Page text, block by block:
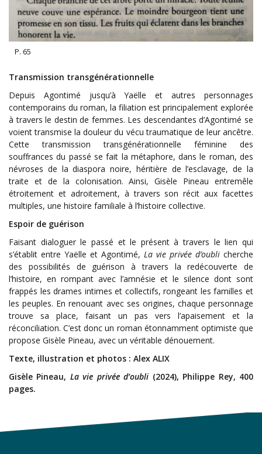
P. 65
Transmission transgénérationnelle
Depuis Agontimé jusqu’à Yaëlle et autres personnages
contemporains du roman, la filiation est principalement explorée
à travers le destin de femmes. Les descendantes d’Agontimé se
voient transmise la douleur du vécu traumatique de leur ancêtre.
Cette transmission transgénérationnelle féminine des
souffrances du passé se fait la métaphore, dans le roman, des
névroses de la diaspora noire, héritière de l’esclavage, de la
traite et de la colonisation. Ainsi, Gisèle Pineau entremêle
étroitement et adroitement, à travers son récit aux facettes
multiples, une histoire familiale à l’histoire collective.
Espoir de guérison
Faisant dialoguer le passé et le présent à travers le lien qui
s’établit entre Yaëlle et Agontimé, La vie privée d’oubli cherche
des possibilités de guérison à travers la redécouverte de
l’histoire, en rompant avec l’amnésie et le silence dont sont
frappés les drames intimes et collectifs, rongeant les familles et
les peuples. En renouant avec ses origines, chaque personnage
trouve sa place, faisant un pas vers l’apaisement et la
réconciliation. C’est donc un roman étonnamment optimiste que
propose Gisèle Pineau, avec un véritable dénouement.
Texte, illustration et photos : Alex ALIX
Gisèle Pineau, La vie privée d’oubli (2024), Philippe Rey, 400
pages.